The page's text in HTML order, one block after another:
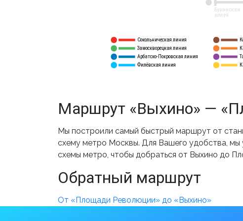
Сокольническая линия
Замоскворецкая линия
Арбатско-Покровская линия
Филёвская линия
Бунинская
аллея
Маршрут «Выхино» —
Мы построили самый быстрый маршрут от
схему метро Москвы. Для Вашего удобства, мы
схемы метро, чтобы добраться от Выхино до
Обратный маршрут
От «Площади Революции» до «Выхино»